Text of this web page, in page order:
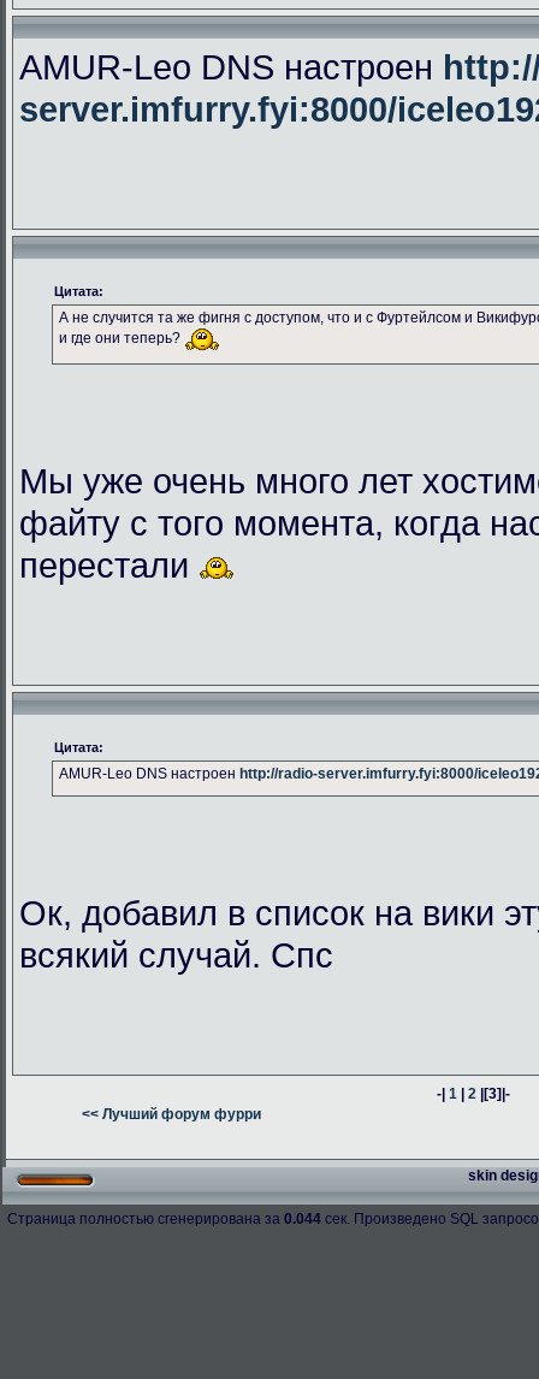
AMUR-Leo DNS настроен
server.imfurry.fyi:8000/
Цитата:
А не случится та же фигня с доступом, что и с Фуртейлсом и
и где они теперь?
Мы уже очень много лет
файту с того момента, когда
перестали
Цитата:
AMUR-Leo DNS настроен http://radio-server.imfurry.fyi:8000/
Ок, добавил в список на вики
всякий случай. Спс
-|1 |2 |[3]|-
<< Лучший форум фурри
skin
Страница полностью сгенерирована за 0.044 сек. Произведено SQL